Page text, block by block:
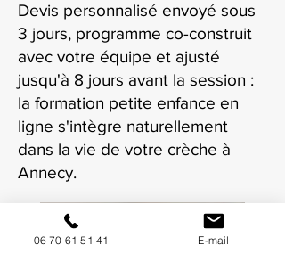
Devis personnalisé envoyé sous
3 jours, programme co-construit
avec votre équipe et ajusté
jusqu'à 8 jours avant la session :
la formation petite enfance en
ligne s'intègre naturellement
dans la vie de votre crèche à
Annecy.
06 70 61 51 41 E-mail